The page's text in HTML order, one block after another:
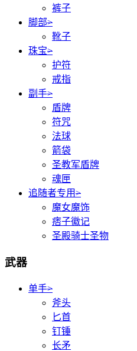
裤子
脚部>
靴子
珠宝>
护符
戒指
副手>
盾牌
符咒
法球
箭袋
圣教军盾牌
魂匣
追随者专用>
魔女魔饰
痞子徽记
圣殿骑士圣物
武器
单手>
斧头
匕首
钉锤
长矛